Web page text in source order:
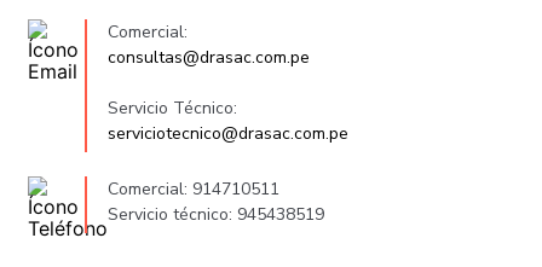
Comercial:
consultas@drasac.com.pe
Servicio Técnico:
serviciotecnico@drasac.com.pe
Comercial: 914710511
Servicio técnico: 945438519